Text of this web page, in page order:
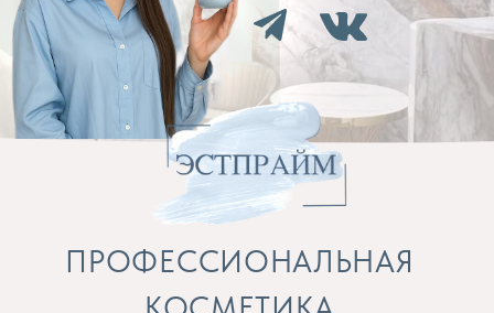
Препараты для косметолога и расходные
материалы
ПРОФЕССИОНАЛЬНАЯ
КОСМЕТИКА
Бренды